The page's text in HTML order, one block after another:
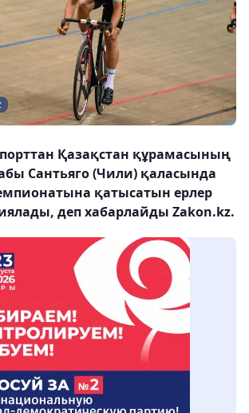
Қазақстан құрамасының
Сантьяго (Чили) қаласында
қатысатын ерлер
деп хабарлайды Zakon.kz.